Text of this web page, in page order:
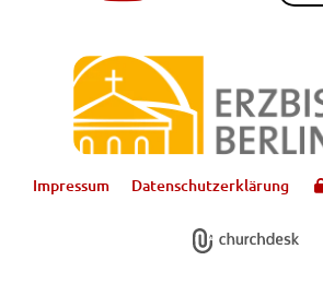
Impressum Datenschutzerklärung